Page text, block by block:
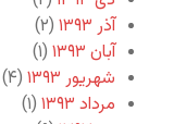
آذر ۱۳۹۳
(۲)
آبان ۱۳۹۳
(۱)
شهریور ۱۳۹۳
(۴)
مرداد ۱۳۹۳
(۱)